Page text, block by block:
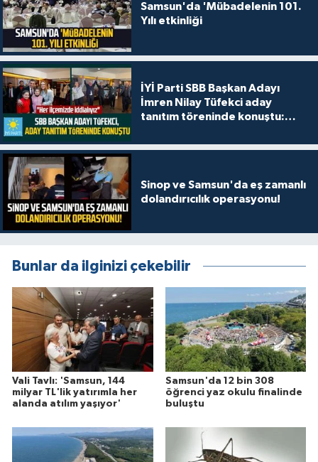
Samsun'da 'Mübadelenin 101.
Yılı etkinliği
İYİ Parti SBB Başkan Adayı
İmren Nilay Tüfekci aday
tanıtım töreninde konuştu:
Sinop ve Samsun'da eş zamanlı
dolandırıcılık operasyonu!
Bunlar da ilginizi çekebilir
Vali Tavlı: 'Samsun, 144
milyar TL'lik yatırımla her
alanda atılım yaşıyor'
Samsun'da 12 bin 308
öğrenci yaz okulu finalinde
buluştu